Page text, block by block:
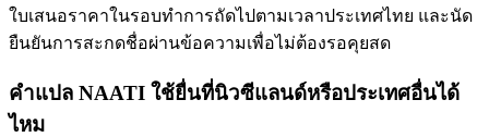
ใบเสนอราคาในรอบทำการถัดไปตามเวลาประเทศไทย และนัด
ยืนยันการสะกดชื่อผ่านข้อความเพื่อไม่ต้องรอคุยสด
คำแปล NAATI ใช้ยื่นที่นิวซีแลนด์หรือประเทศอื่นได้
ไหม